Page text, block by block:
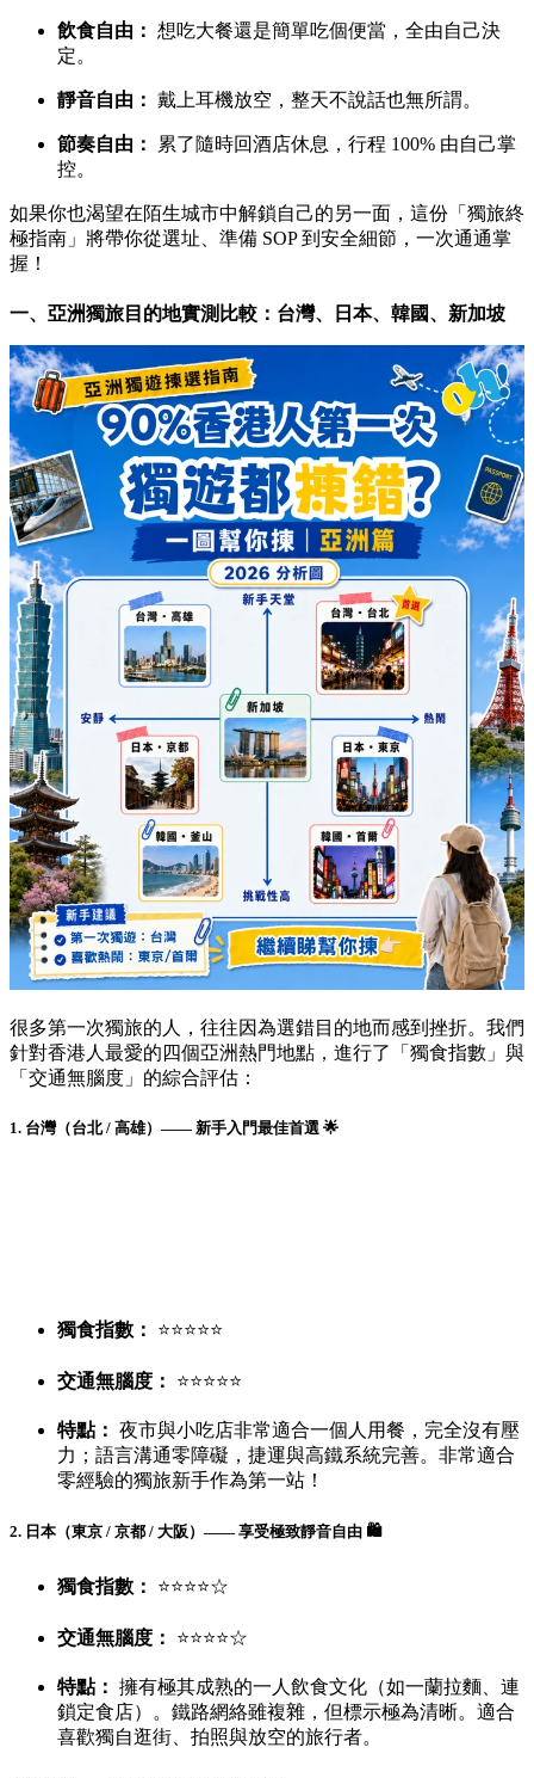
飲食自由： 想吃大餐還是簡單吃個便當，全由自己決
定。
靜音自由： 戴上耳機放空，整天不說話也無所謂。
節奏自由：
累了隨時回酒店休息，行程 100% 由自己掌
控。
如果你也渴望在陌生城市中解鎖自己的另一面，這份「獨旅終
極指南」將帶你從選址、準備 SOP 到安全細節，一次通通掌
握！
一、亞洲獨旅目的地實測比較：台灣、日本、韓國、新加坡
很多第一次獨旅的人，往往因為選錯目的地而感到挫折。我們
針對香港人最愛的四個亞洲熱門地點，進行了「獨食指數」與
「交通無腦度」的綜合評估：
1. 台灣（台北 / 高雄）—— 新手入門最佳首選 🌟
獨食指數： ⭐⭐⭐⭐⭐
交通無腦度： ⭐⭐⭐⭐⭐
特點： 夜市與小吃店非常適合一個人用餐，完全沒有壓
力；語言溝通零障礙，捷運與高鐵系統完善。非常適合
零經驗的獨旅新手作為第一站！
2. 日本（東京 / 京都 / 大阪）—— 享受極致靜音自由 🛍️
獨食指數： ⭐⭐⭐⭐☆
交通無腦度： ⭐⭐⭐⭐☆
特點： 擁有極其成熟的一人飲食文化（如一蘭拉麵、連
鎖定食店）。鐵路網絡雖複雜，但標示極為清晰。適合
喜歡獨自逛街、拍照與放空的旅行者。